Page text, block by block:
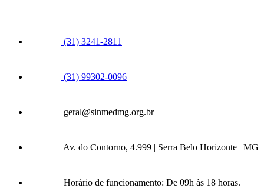
(31) 3241-2811
(31) 99302-0096
geral@sinmedmg.org.br
Av. do Contorno, 4.999 | Serra Belo Horizonte | MG
Horário de funcionamento: De 09h às 18 horas.